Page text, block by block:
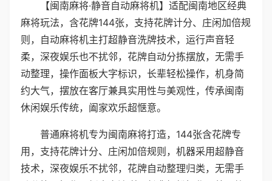
【闽南麻将·静音自动麻将机】适配闽南地区经典
麻将玩法，含花牌144张，支持花牌计分、庄闲加倍规
则，自动麻将机主打超静音洗牌技术，运行声音轻
柔，深夜娱乐也不扰邻，花牌自动分拣摆放，无需手
动整理，操作面板大字标识，长辈轻松操作，机身简
约大气，摆放在客厅兼具实用性与美观性，传承闽南
休闲娱乐传统，阖家欢乐超惬意。
普通麻将机专为闽南麻将打造，144张含花牌专
用，支持花牌计分、庄闲加倍规则，机器采用超静音
技术，深夜娱乐不扰邻，花牌自动整理归类，无需手